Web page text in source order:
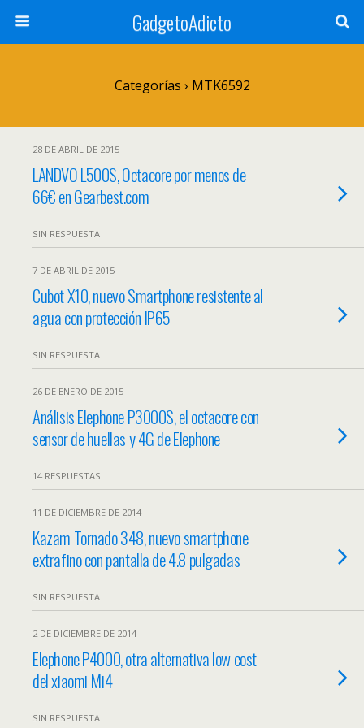
GadgetoAdicto
Categorías › MTK6592
28 DE ABRIL DE 2015
LANDVO L500S, Octacore por menos de
66€ en Gearbest.com
SIN RESPUESTA
7 DE ABRIL DE 2015
Cubot X10, nuevo Smartphone resistente al
agua con protección IP65
SIN RESPUESTA
26 DE ENERO DE 2015
Análisis Elephone P3000S, el octacore con
sensor de huellas y 4G de Elephone
14 RESPUESTAS
11 DE DICIEMBRE DE 2014
Kazam Tornado 348, nuevo smartphone
extrafino con pantalla de 4.8 pulgadas
SIN RESPUESTA
2 DE DICIEMBRE DE 2014
Elephone P4000, otra alternativa low cost
del xiaomi Mi4
SIN RESPUESTA